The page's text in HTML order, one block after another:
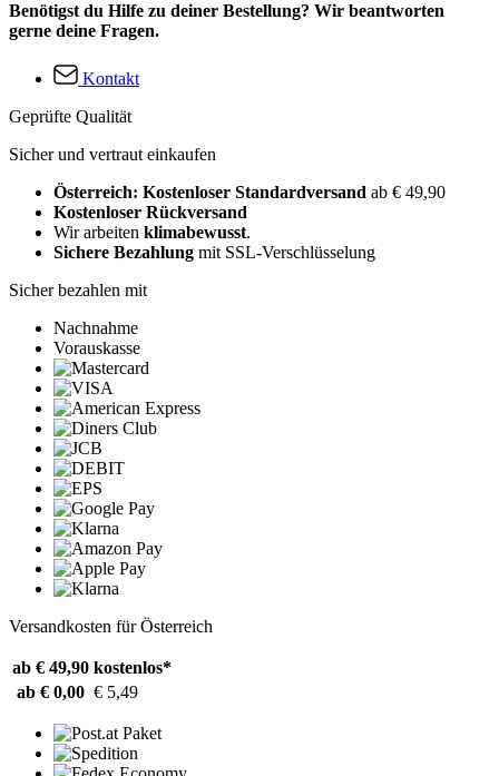
Benötigst du Hilfe zu deiner Bestellung? Wir beantworten
gerne deine Fragen.
Kontakt
Geprüfte Qualität
Sicher und vertraut einkaufen
Österreich: Kostenloser Standardversand ab € 49,90
Kostenloser Rückversand
Wir arbeiten klimabewusst.
Sichere Bezahlung mit SSL-Verschlüsselung
Sicher bezahlen mit
Nachnahme
Vorauskasse
Versandkosten für Österreich
ab € 49,90 kostenlos*
ab € 0,00 € 5,49